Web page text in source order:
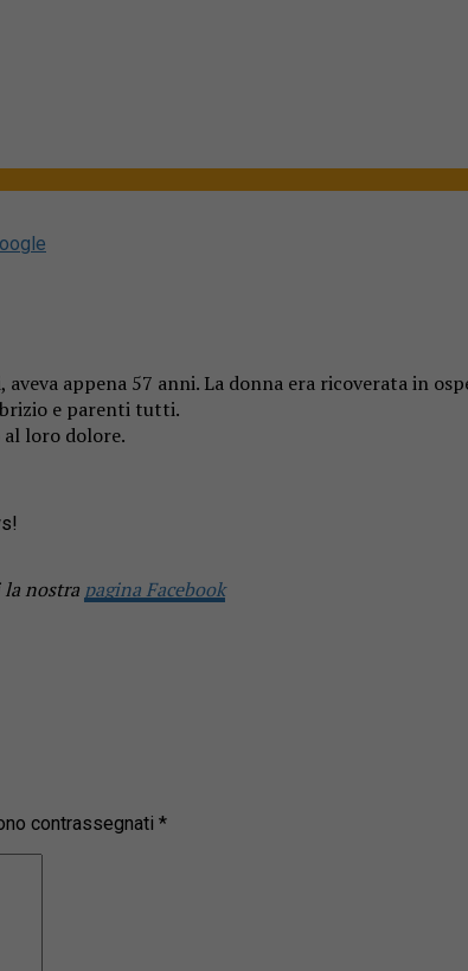
appena 57 anni. La donna era ricoverata in
e parenti tutti.
loro dolore.
la nostra pagina Facebook
contrassegnati *